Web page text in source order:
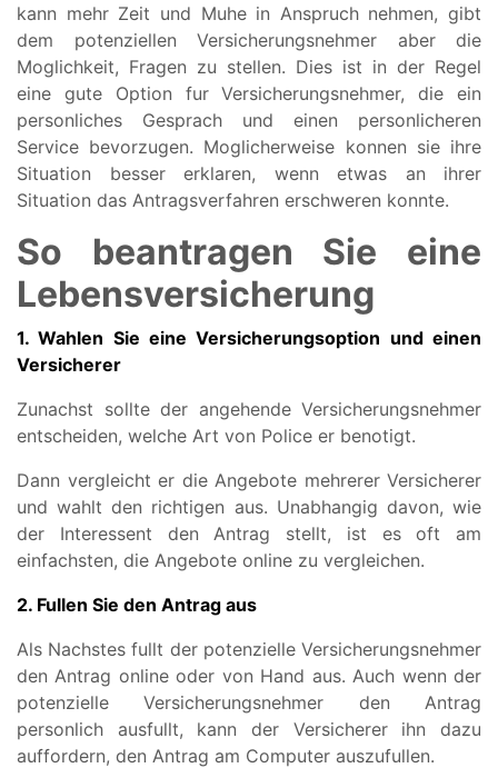
kann mehr Zeit und Muhe in Anspruch nehmen, gibt
dem potenziellen Versicherungsnehmer aber die
Moglichkeit, Fragen zu stellen. Dies ist in der Regel
eine gute Option fur Versicherungsnehmer, die ein
personliches Gesprach und einen personlicheren
Service bevorzugen. Moglicherweise konnen sie ihre
Situation besser erklaren, wenn etwas an ihrer
Situation das Antragsverfahren erschweren konnte.
So beantragen Sie eine
Lebensversicherung
1. Wahlen Sie eine Versicherungsoption und einen
Versicherer
Zunachst sollte der angehende Versicherungsnehmer
entscheiden, welche Art von Police er benotigt.
Dann vergleicht er die Angebote mehrerer Versicherer
und wahlt den richtigen aus. Unabhangig davon, wie
der Interessent den Antrag stellt, ist es oft am
einfachsten, die Angebote online zu vergleichen.
2. Fullen Sie den Antrag aus
Als Nachstes fullt der potenzielle Versicherungsnehmer
den Antrag online oder von Hand aus. Auch wenn der
potenzielle Versicherungsnehmer den Antrag
personlich ausfullt, kann der Versicherer ihn dazu
auffordern, den Antrag am Computer auszufullen.